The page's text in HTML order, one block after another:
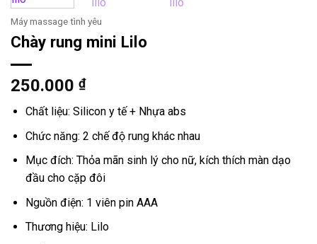
Máy massage tình yêu
Chày rung mini Lilo
250.000 ₫
Chất liệu: Silicon y tế + Nhựa abs
Chức năng: 2 chế độ rung khác nhau
Mục đích: Thỏa mãn sinh lý cho nữ, kích thích màn dạo
đầu cho cặp đôi
Nguồn điện: 1 viên pin AAA
Thương hiệu: Lilo